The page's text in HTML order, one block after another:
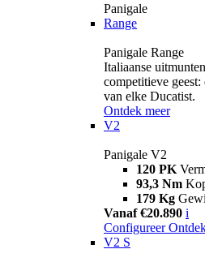
Panigale
Range
Panigale Range
Italiaanse
competitieve
van elke Ducatist.
Ontdek meer
V2
Panigale V2
120 PK
93,3 Nm
179 Kg
Vanaf €20.890 i
Configureer
V2 S